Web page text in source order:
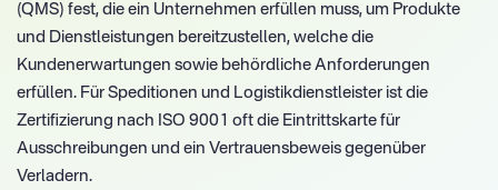
(QMS) fest, die ein Unternehmen erfüllen muss, um Produkte
und Dienstleistungen bereitzustellen, welche die
Kundenerwartungen sowie behördliche Anforderungen
erfüllen. Für Speditionen und Logistikdienstleister ist die
Zertifizierung nach ISO 9001 oft die Eintrittskarte für
Ausschreibungen und ein Vertrauensbeweis gegenüber
Verladern.